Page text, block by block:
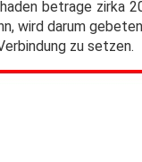
betrage zirka
wird darum
zu setzen.